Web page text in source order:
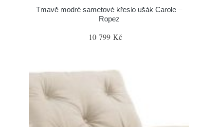
Tmavě modré sametové křeslo ušák Carole –
Ropez
10 799 Kč